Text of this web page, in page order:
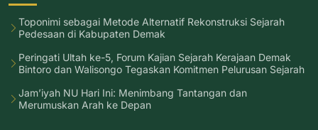
Toponimi sebagai Metode Alternatif Rekonstruksi Sejarah
Pedesaan di Kabupaten Demak
Peringati Ultah ke-5, Forum Kajian Sejarah Kerajaan Demak
Bintoro dan Walisongo Tegaskan Komitmen Pelurusan Sejarah
Jam’iyah NU Hari Ini: Menimbang Tantangan dan
Merumuskan Arah ke Depan